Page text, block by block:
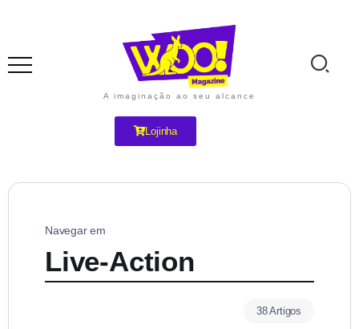
A imaginação ao seu alcance
Lojinha
Navegar em
Live-Action
38 Artigos